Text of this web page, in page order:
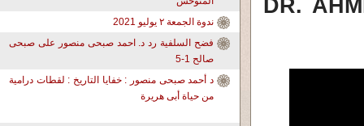
DR.
ندوة الجمعة ٢ يوليو 2021
فضح السلفية رد د. احمد صبحى منصور على صبحى
صالح 1-5
د أحمد صبحى منصور : خفايا التاريخ : لقطات درامية
من حياة أبى هريرة